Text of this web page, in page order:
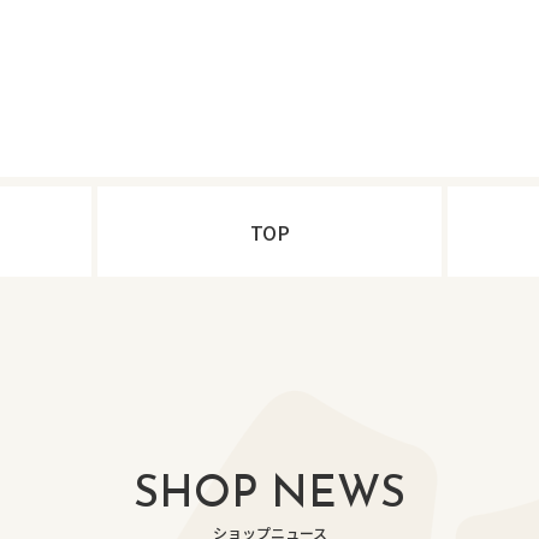
TOP
SHOP NEWS
ショップニュース